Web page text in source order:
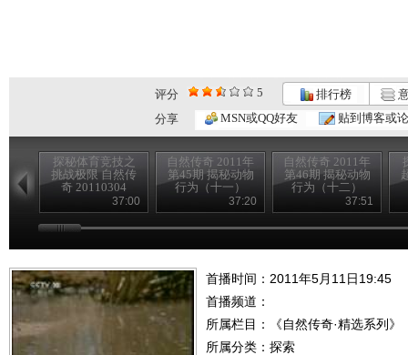
评分 5 排行榜
分享
MSN或QQ好友 贴到博客或
探秘体育竞技之
挑战极限 自然传
奇 20110304
37:00
自然传奇 2011年
第45期 揭秘动物
行为（十一）
37:20
自然传奇 2011年
第46期 揭秘动物
行为（十二）
37:51
首播时间：2011年5月11日19:45
首播频道：
所属栏目：
《自然传奇·精选系列》
所属分类：探索